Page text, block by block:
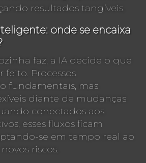
resultados tangíveis.
onde se encaixa
faz, a IA decide o que
feito. Processos
fundamentais, mas
diante de mudanças
conectados aos
esses fluxos ficam
se em tempo real ao
riscos.